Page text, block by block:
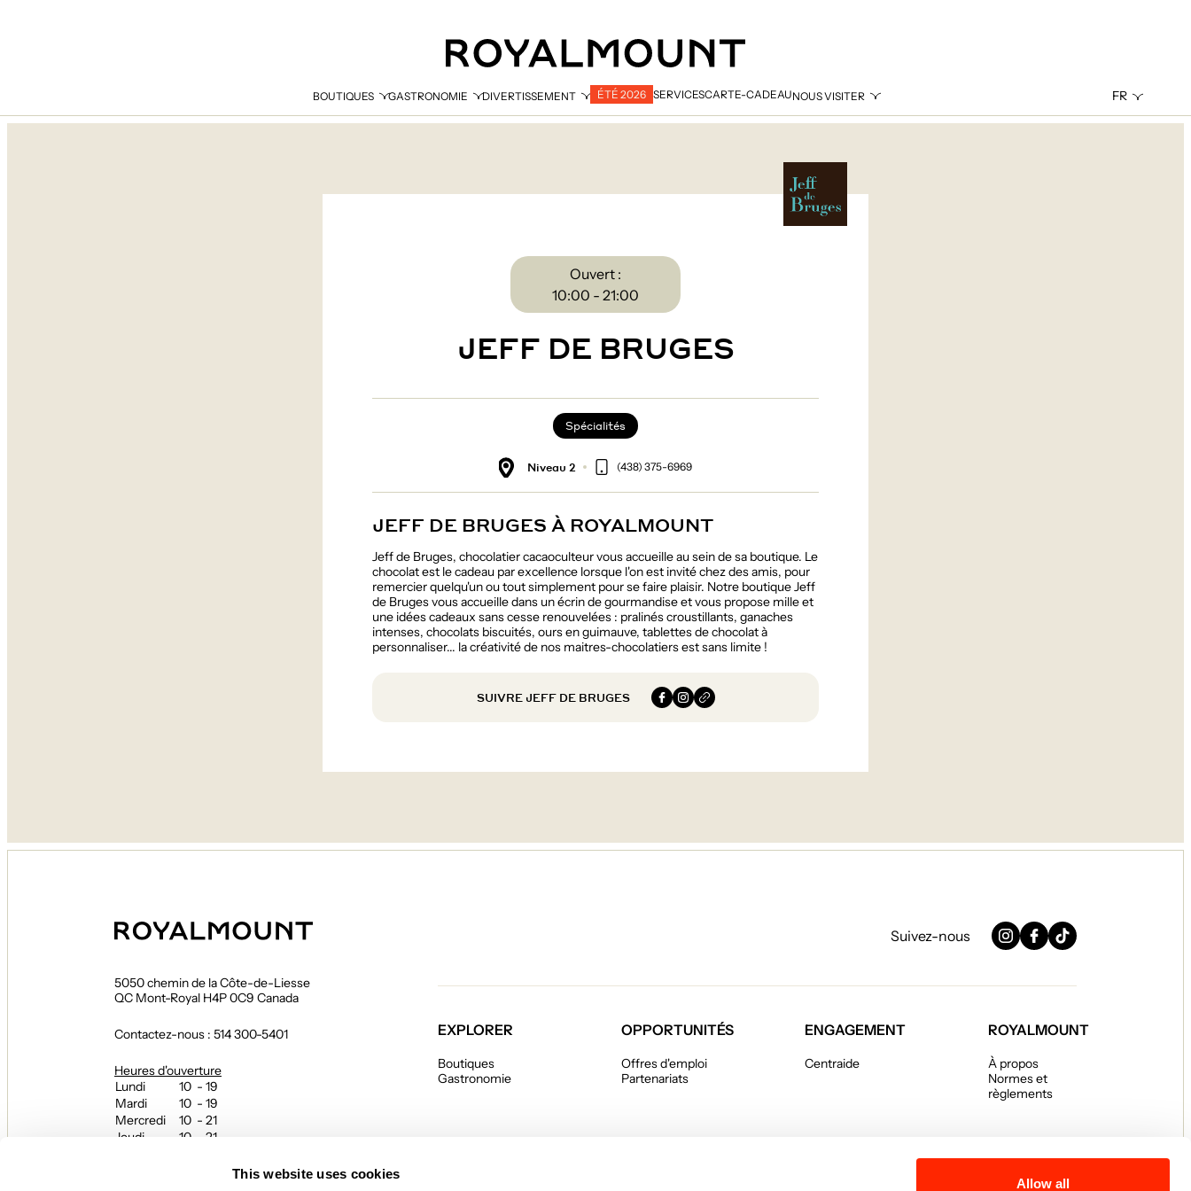
This website uses cookies
Allow all
BOUTIQUES GASTRONOMIE DIVERTISSEMENT ÉTÉ 2026 SERVICESCARTE-CADEAUNOUS VISITER FR
Ouvert :
10:00 - 21:00
JEFF DE BRUGES
Spécialités
Niveau 2 (438) 375-6969
JEFF DE BRUGES À ROYALMOUNT
Jeff de Bruges, chocolatier cacaoculteur vous accueille au sein de sa boutique. Le
chocolat est le cadeau par excellence lorsque l'on est invité chez des amis, pour
remercier quelqu'un ou tout simplement pour se faire plaisir. Notre boutique Jeff
de Bruges vous accueille dans un écrin de gourmandise et vous propose mille et
une idées cadeaux sans cesse renouvelées : pralinés croustillants, ganaches
intenses, chocolats biscuités, ours en guimauve, tablettes de chocolat à
personnaliser... la créativité de nos maitres-chocolatiers est sans limite !
SUIVRE JEFF DE BRUGES
Facebook
Instagram
Website
Suivez-nous
Instagram
Facebook
TikTok
EXPLORER
Boutiques
Gastronomie
OPPORTUNITÉS
Offres d'emploi
Partenariats
ENGAGEMENT
Centraide
ROYALMOUNT
À propos
Normes et
règlements
5050 chemin de la Côte-de-Liesse
QC Mont-Royal H4P 0C9 Canada
Contactez-nous : 514 300-5401
Heures d'ouverture
Lundi
10 - 19
Mardi
10 - 19
Mercredi
10 - 21
Jeudi
10 - 21